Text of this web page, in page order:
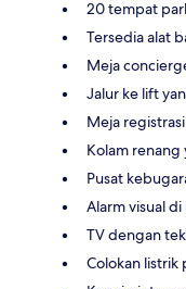
20 tempat
Tersedia alat
Meja
Jalur ke lift
Meja
Kolam renang
Pusat
Alarm visual
TV dengan
Colokan listrik